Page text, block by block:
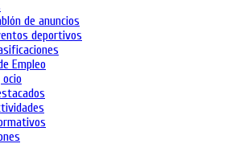
de anuncios
deportivos
Empleo